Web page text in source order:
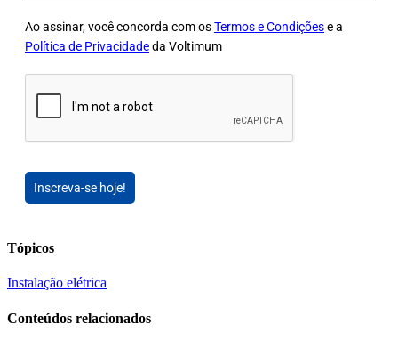
Ao assinar, você concorda com osTermos e Condiçõese a
Política de Privacidadeda Voltimum
Inscreva-se hoje!
Tópicos
Instalação elétrica
Conteúdos relacionados